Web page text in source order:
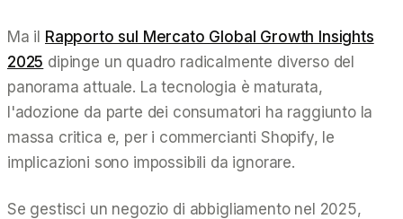
Ma il Rapporto sul Mercato Global Growth Insights
2025 dipinge un quadro radicalmente diverso del
panorama attuale. La tecnologia è maturata,
l'adozione da parte dei consumatori ha raggiunto la
massa critica e, per i commercianti Shopify, le
implicazioni sono impossibili da ignorare.
Se gestisci un negozio di abbigliamento nel 2025,